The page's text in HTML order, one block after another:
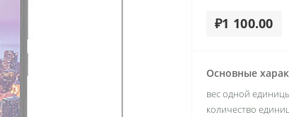
₽1 100.00
Основные
вес одной
количество